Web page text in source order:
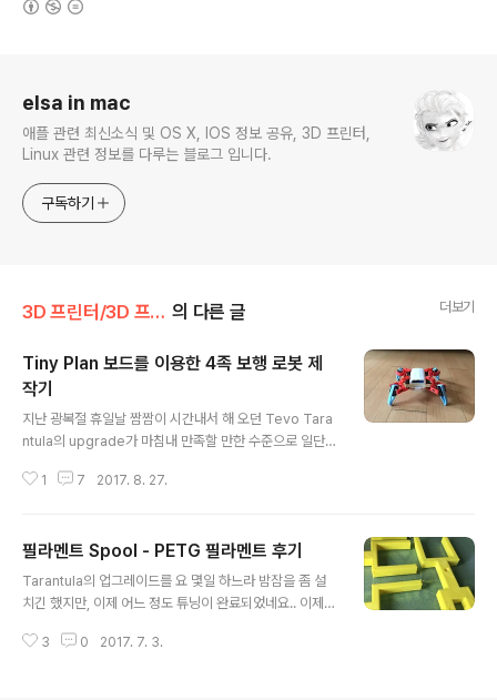
elsa in mac
애플 관련 최신소식 및 OS X, IOS 정보 공유, 3D 프린터,
Linux 관련 정보를 다루는 블로그 입니다.
구독하기
3D 프린터/3D 프린팅 갤러리 의 다른 글 더보기
Tiny Plan 보드를 이용한 4족 보행 로봇 제
작기
지난 광복절 휴일날 짬짬이 시간내서 해 오던 Tevo Tara
ntula의 upgrade가 마침내 만족할 만한 수준으로 일단락
어 보자고 생각했습니다. DIY의 표준 인터페이스라고 할
자체도 그렇고 Add-On 확장 보드들도 너무 많아서 이건
뭐... 만만치 않더군요.. 그러다 Google에서 딱 내가 찾던
보드를 발견하게 되었습니다. 대만에 위치한 Jason wor
stom 보드인데요..AA 건전지 3개를 병렬로 붙여 놓은 정
1 7 2017. 8. 27.
필라멘트 Spool - PETG 필라멘트 후기
Tarantula의 업그레이드를 요 몇일 하느라 밤잠을 좀 설
치긴 했지만, 이제 어느 정도 튜닝이 완료되었네요.. 이제
곳, 손쉬운 PLA를 가지고 출력을 해 왔는데, 이번에 레인
3 0 2017. 7. 3.